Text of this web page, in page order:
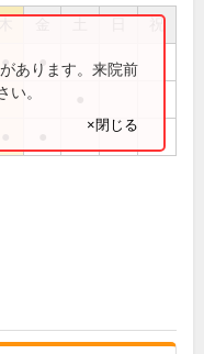
祝
● ●
あります。来院前
い。
×閉じる